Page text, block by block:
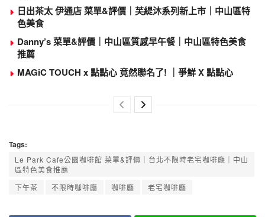
日出茶太 伊通店 菜單&評價｜芙緹沐系列新上市｜中山區特
色美食
Danny’s 菜單&評價｜中山區質感早午餐｜中山區特色美食
推薦
MAGiC TOUCH x 點點心 竟然聯名了! ｜爭鮮 X 點點心
Tags:
Le Park Cafe公園咖啡館 菜單&評價｜台北不限時老宅咖啡廳｜中山
區特色美食推薦
下午茶
不限時咖啡廳 咖啡廳 老宅咖啡廳